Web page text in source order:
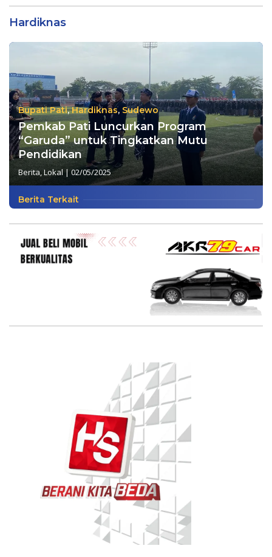
Hardiknas
Bupati Pati,Hardiknas, Sudewo
Pemkab Pati Luncurkan Program
“Garuda” untuk Tingkatkan Mutu
Pendidikan
Berita,Lokal|02/05/2025
Berita Terkait